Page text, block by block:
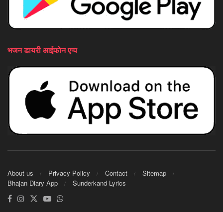
भजन डायरी आईफोन एप्प
About us Privacy Policy Contact
Sitemap
Bhajan Diary App
Sunderkand Lyrics